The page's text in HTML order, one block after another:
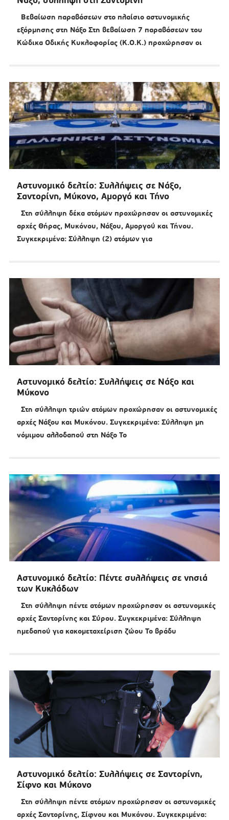
Βεβαίωση παραβάσεων στο πλαίσιο αστυνομικής
εξόρμησης στη Νάξο Στη βεβαίωση 7 παραβάσεων του
Κώδικα Οδικής Κυκλοφορίας (Κ.Ο.Κ.) προχώρησαν οι
Αστυνομικό δελτίο: Συλλήψεις σε Νάξο,
Σαντορίνη, Μύκονο, Αμοργό και Τήνο
Στη σύλληψη δέκα ατόμων προχώρησαν οι αστυνομικές
αρχές Θήρας, Μυκόνου, Νάξου, Αμοργού και Τήνου.
Συγκεκριμένα: Σύλληψη (2) ατόμων για
Αστυνομικό δελτίο: Συλλήψεις σε Νάξο και
Μύκονο
Στη σύλληψη τριών ατόμων προχώρησαν οι αστυνομικές
αρχές Νάξου και Μυκόνου. Συγκεκριμένα: Σύλληψη μη
νόμιμου αλλοδαπού στη Νάξο Το
Αστυνομικό δελτίο: Πέντε συλλήψεις σε νησιά
των Κυκλάδων
Στη σύλληψη πέντε ατόμων προχώρησαν οι αστυνομικές
αρχές Σαντορίνης και Σύρου. Συγκεκριμένα: Σύλληψη
ημεδαπού για κακομεταχείριση ζώου Το βράδυ
Αστυνομικό δελτίο: Συλλήψεις σε Σαντορίνη,
Σίφνο και Μύκονο
Στη σύλληψη πέντε ατόμων προχώρησαν οι αστυνομικές
αρχές Σαντορίνης, Σίφνου και Μυκόνου. Συγκεκριμένα: